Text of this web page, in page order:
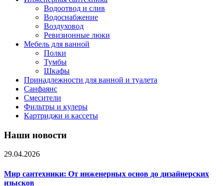
Водоотвод и слив
Водоснабжение
Воздуховод
Ревизионные люки
Мебель для ванной
Полки
Тумбы
Шкафы
Принадлежности для ванной и туалета
Санфаянс
Смесители
Фильтры и кулеры
Картриджи и кассеты
Наши новости
29.04.2026
Мир сантехники: От инженерных основ до дизайнерских
изысков